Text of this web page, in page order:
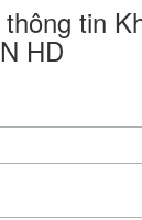
tin
HD